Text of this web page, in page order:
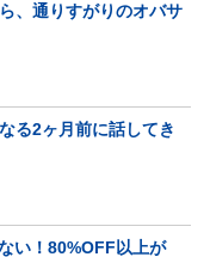
、通りすがりのオバサ
る2ヶ月前に話してき
い！80%OFF以上が